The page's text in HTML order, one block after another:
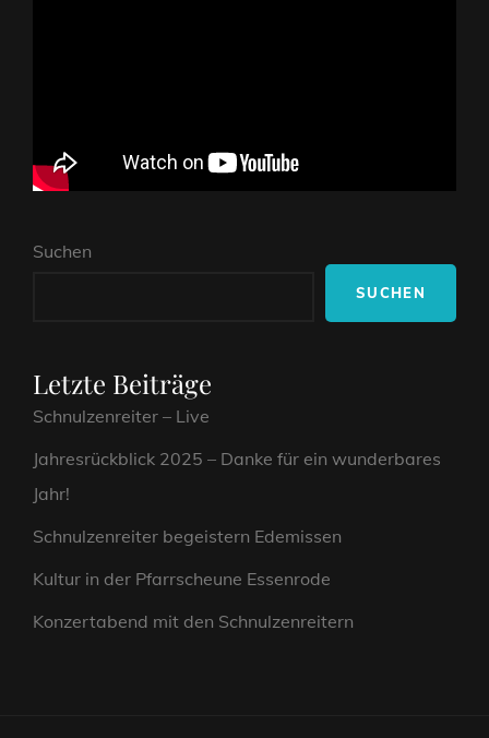
Suchen
SUCHEN
Letzte Beiträge
Schnulzenreiter – Live
Jahresrückblick 2025 – Danke für ein wunderbares
Jahr!
Schnulzenreiter begeistern Edemissen
Kultur in der Pfarrscheune Essenrode
Konzertabend mit den Schnulzenreitern